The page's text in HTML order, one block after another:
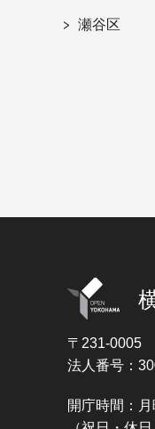
瀬谷区
〒231-0005
法人番号：
開庁時間：